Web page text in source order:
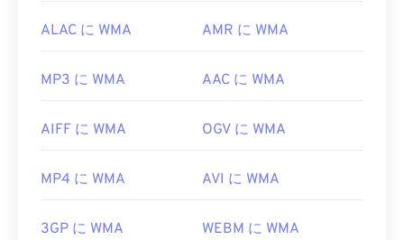
ALAC に WMA AMR に WMA
MP3 に WMA AAC に WMA
AIFF に WMA OGV に WMA
MP4 に WMA AVI に WMA
3GP に WMA WEBM に WMA